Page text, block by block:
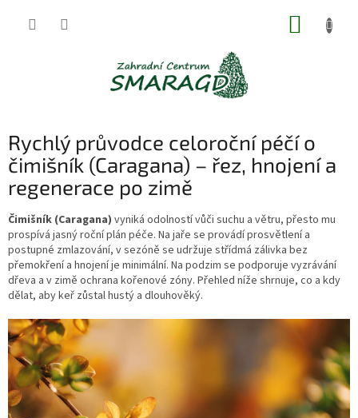
Rychlý průvodce celoroční péčí o
čimišník (Caragana) – řez, hnojení a
regenerace po zimě
Čimišník (Caragana) vyniká odolností vůči suchu a větru, přesto mu
prospívá jasný roční plán péče. Na jaře se provádí prosvětlení a
postupné zmlazování, v sezóně se udržuje střídmá zálivka bez
přemokření a hnojení je minimální. Na podzim se podporuje vyzrávání
dřeva a v zimě ochrana kořenové zóny. Přehled níže shrnuje, co a kdy
dělat, aby keř zůstal hustý a dlouhověký.